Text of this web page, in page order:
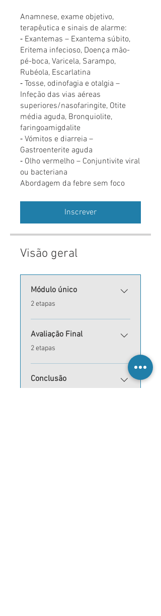
Anamnese, exame objetivo,
terapêutica e sinais de alarme:
⁃ Exantemas – Exantema súbito,
Eritema infecioso, Doença mão-
pé-boca, Varicela, Sarampo,
Rubéola, Escarlatina
⁃ Tosse, odinofagia e otalgia –
Infeção das vias aéreas
superiores/nasofaringite, Otite
média aguda, Bronquiolite,
faringoamigdalite
⁃ Vómitos e diarreia –
Gastroenterite aguda
⁃ Olho vermelho – Conjuntivite viral
ou bacteriana
Abordagem da febre sem foco
Inscrever
Visão geral
Módulo único
.2 etapas
Avaliação Final
.2 etapas
Conclusão
.